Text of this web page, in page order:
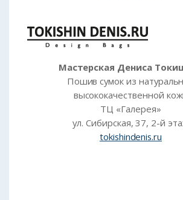
Мастерская Дениса
Пошив сумок из
высококачественной
ТЦ «Галерея»
ул. Сибирская, 37, 2-й
tokishindenis.ru